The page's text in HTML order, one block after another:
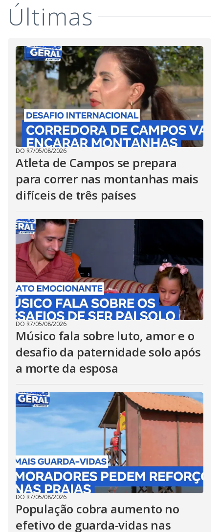
Últimas
DO R7/05/08/2026
Atleta de Campos se prepara
para correr nas montanhas mais
difíceis de três países
DO R7/05/08/2026
Músico fala sobre luto, amor e o
desafio da paternidade solo após
a morte da esposa
DO R7/05/08/2026
População cobra aumento no
efetivo de guarda-vidas nas